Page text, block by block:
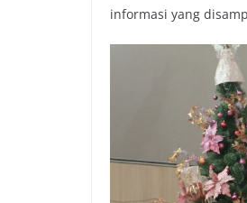
informasi yang